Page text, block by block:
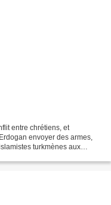
entre chrétiens, et
envoyer des armes,
turkmènes aux